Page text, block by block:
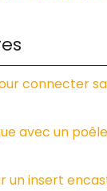
connecter
avec un
un insert